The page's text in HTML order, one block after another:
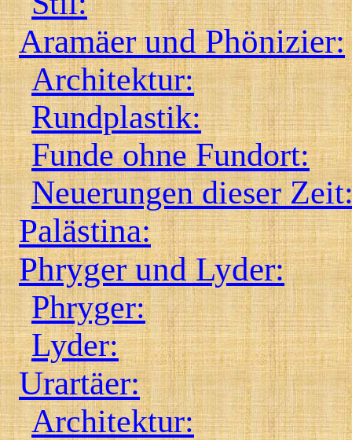
Aramäer und Phönizier:
Architektur:
Rundplastik:
Funde ohne Fundort:
Neuerungen dieser
Palästina:
Phryger und Lyder:
Phryger:
Lyder:
Urartäer:
Architektur: